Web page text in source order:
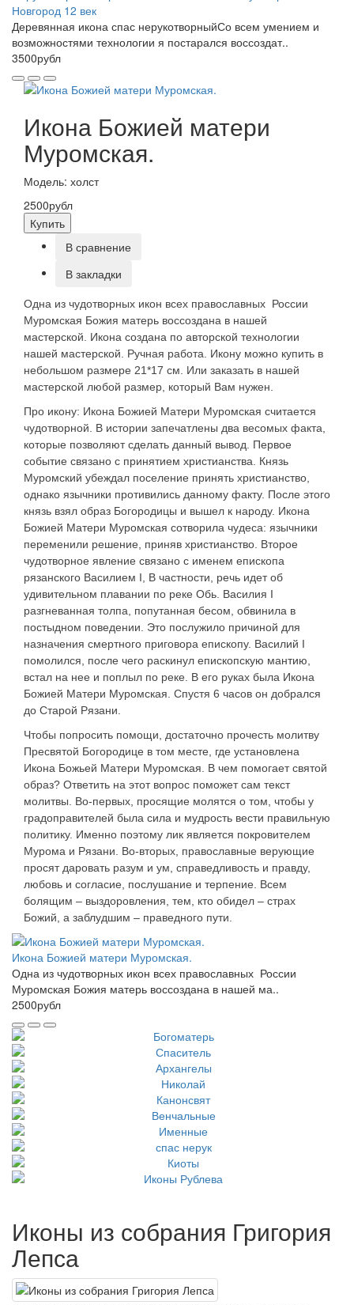
Новгород 12 век
Деревянная икона спас нерукотворныйСо всем умением и
возможностями технологии я постарался воссоздат..
3500рубл
Икона Божией матери
Муромская.
Модель: холст
2500рубл
Купить
В сравнение
В закладки
Одна из чудотворных икон всех православных России
Муромская Божия матерь воссоздана в нашей
мастерской. Икона создана по авторской технологии
нашей мастерской. Ручная работа. Икону можно купить в
небольшом размере 21*17 см. Или заказать в нашей
мастерской любой размер, который Вам нужен.
Про икону: Икона Божией Матери Муромская считается
чудотворной. В истории запечатлены два весомых факта,
которые позволяют сделать данный вывод. Первое
событие связано с принятием христианства. Князь
Муромский убеждал поселение принять христианство,
однако язычники противились данному факту. После этого
князь взял образ Богородицы и вышел к народу. Икона
Божией Матери Муромская сотворила чудеса: язычники
переменили решение, приняв христианство. Второе
чудотворное явление связано с именем епископа
рязанского Василием I, В частности, речь идет об
удивительном плавании по реке Обь. Василия I
разгневанная толпа, попутанная бесом, обвинила в
постыдном поведении. Это послужило причиной для
назначения смертного приговора епископу. Василий I
помолился, после чего раскинул епископскую мантию,
встал на нее и поплыл по реке. В его руках была Икона
Божией Матери Муромская. Спустя 6 часов он добрался
до Старой Рязани.
Чтобы попросить помощи, достаточно прочесть молитву
Пресвятой Богородице в том месте, где установлена
Икона Божьей Матери Муромская. В чем помогает святой
образ? Ответить на этот вопрос поможет сам текст
молитвы. Во-первых, просящие молятся о том, чтобы у
градоправителей была сила и мудрость вести правильную
политику. Именно поэтому лик является покровителем
Мурома и Рязани. Во-вторых, православные верующие
просят даровать разум и ум, справедливость и правду,
любовь и согласие, послушание и терпение. Всем
болящим – выздоровления, тем, кто обидел – страх
Божий, а заблудшим – праведного пути.
Икона Божией матери Муромская.
Одна из чудотворных икон всех православных России
Муромская Божия матерь воссоздана в нашей ма..
2500рубл
Иконы из собрания Григория
Лепса